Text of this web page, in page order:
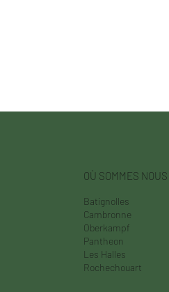
OÙ SOMMES NOUS
Batignolles
Cambronne
Oberkampf
Pantheon
Les Halles
Rochechouart